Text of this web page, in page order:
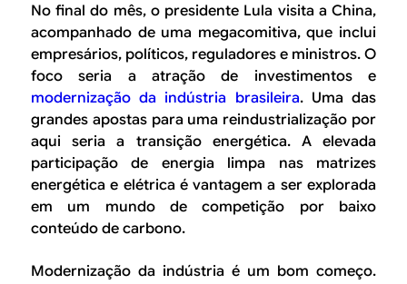
s
c
a
No final do mês, o presidente Lula visita a China,
acompanhado de uma megacomitiva, que inclui
empresários, políticos, reguladores e ministros. O
foco seria a atração de investimentos e
modernização da indústria brasileira. Uma das
grandes apostas para uma reindustrialização por
aqui seria a transição energética. A elevada
participação de energia limpa nas matrizes
energética e elétrica é vantagem a ser explorada
em um mundo de competição por baixo
conteúdo de carbono.
Modernização da indústria é um bom começo.